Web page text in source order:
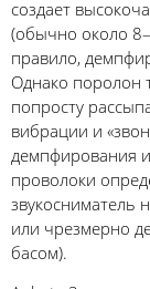
создает
(обычно около
правило,
Однако поролон
попросту
вибрации и
демпфирования
проволоки
звукосниматель
или чрезмерно
басом).